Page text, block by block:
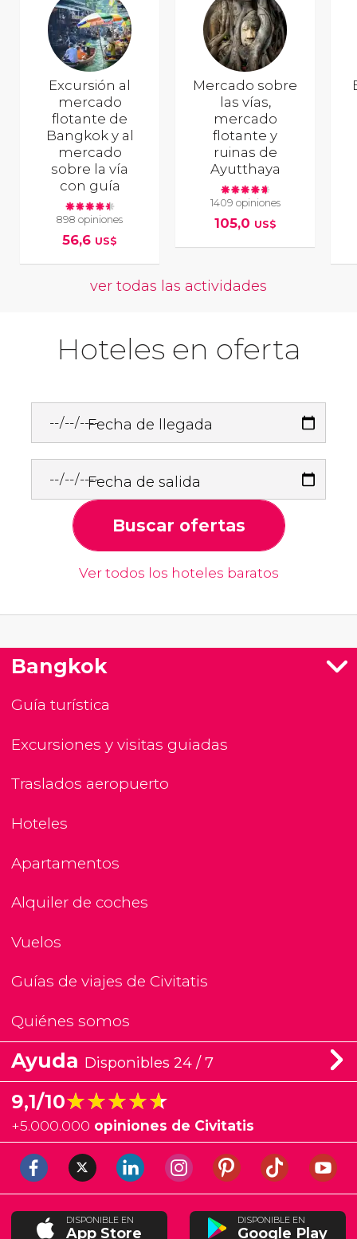
Excursión al
mercado
flotante de
Bangkok y al
mercado
sobre la vía
con guía
898 opiniones
56,6 US$
Mercado sobre
las vías,
mercado
flotante y
ruinas de
Ayutthaya
1409 opiniones
105,0 US$
ver todas las actividades
Hoteles en oferta
Fecha de llegada
Fecha de salida
Buscar ofertas
Ver todos los hoteles baratos
Bangkok
Guía turística
Excursiones y visitas guiadas
Traslados aeropuerto
Hoteles
Apartamentos
Alquiler de coches
Vuelos
Guías de viajes de Civitatis
Quiénes somos
Ayuda Disponibles 24 / 7
9,1/10★★★★★
★★★★★
+5.000.000 opiniones de Civitatis
DISPONIBLE EN
App Store
DISPONIBLE EN
Google Play